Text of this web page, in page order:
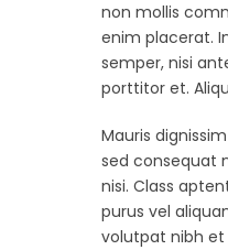
non mollis
enim placerat.
semper, nisi
porttitor et.
Mauris
sed consequat
nisi. Class
purus vel
volutpat nibh et